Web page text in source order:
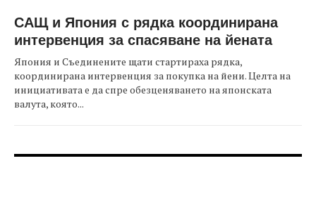
САЩ и Япония с рядка координирана
интервенция за спасяване на йената
Япония и Съединените щати стартираха рядка,
координирана интервенция за покупка на йени. Целта на
инициативата е да спре обезценяването на японската
валута, която...